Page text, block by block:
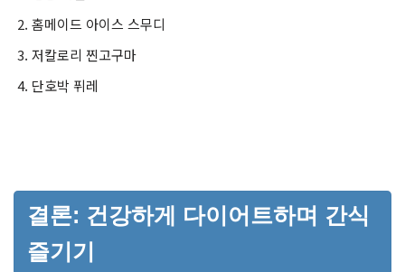
홈메이드 아이스 스무디
저칼로리 찐고구마
단호박 퓌레
결론: 건강하게 다이어트하며 간식
즐기기